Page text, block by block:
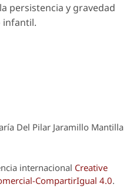
persistencia y gravedad
infantil.
Del Pilar Jaramillo Mantilla
internacional Creative
CompartirIgual 4.0.